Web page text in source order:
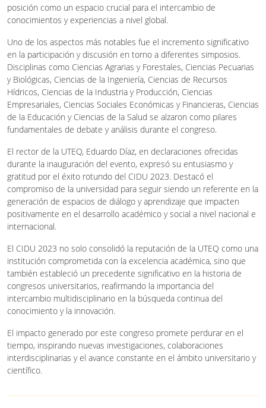
posición como un espacio crucial para el intercambio de
conocimientos y experiencias a nivel global.
Uno de los aspectos más notables fue el incremento significativo
en la participación y discusión en torno a diferentes simposios.
Disciplinas como Ciencias Agrarias y Forestales, Ciencias Pecuarias
y Biológicas, Ciencias de la Ingeniería, Ciencias de Recursos
Hídricos, Ciencias de la Industria y Producción, Ciencias
Empresariales, Ciencias Sociales Económicas y Financieras, Ciencias
de la Educación y Ciencias de la Salud se alzaron como pilares
fundamentales de debate y análisis durante el congreso.
El rector de la UTEQ, Eduardo Díaz, en declaraciones ofrecidas
durante la inauguración del evento, expresó su entusiasmo y
gratitud por el éxito rotundo del CIDU 2023. Destacó el
compromiso de la universidad para seguir siendo un referente en la
generación de espacios de diálogo y aprendizaje que impacten
positivamente en el desarrollo académico y social a nivel nacional e
internacional.
El CIDU 2023 no solo consolidó la reputación de la UTEQ como una
institución comprometida con la excelencia académica, sino que
también estableció un precedente significativo en la historia de
congresos universitarios, reafirmando la importancia del
intercambio multidisciplinario en la búsqueda continua del
conocimiento y la innovación.
El impacto generado por este congreso promete perdurar en el
tiempo, inspirando nuevas investigaciones, colaboraciones
interdisciplinarias y el avance constante en el ámbito universitario y
científico.